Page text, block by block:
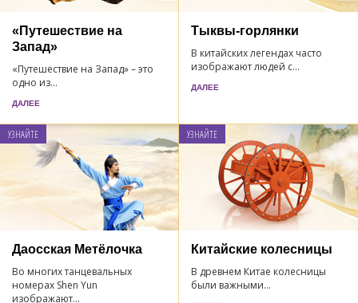
«Путешествие на
Запад»
«Путешествие на Запад» – это
одно из...
ДАЛЕЕ
Тыквы-горлянки
В китайских легендах часто
изображают людей с...
ДАЛЕЕ
УЗНАЙТЕ
Даосская Mетёлочка
Во многих танцевальных
номерах Shen Yun
изображают...
УЗНАЙТЕ
Китайские колесницы
В древнем Китае колесницы
были важными...